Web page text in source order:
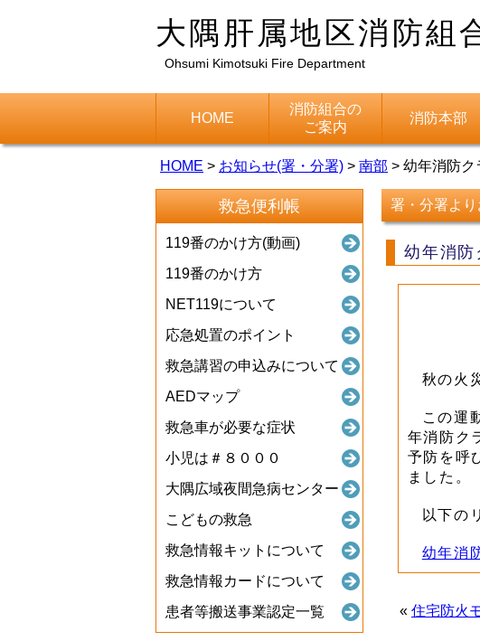
大隅肝属地区消防組
Ohsumi Kimotsuki Fire Department
HOME
消防組合の
ご案内
消防本部
HOME > お知らせ(署・分署) > 南部 > 幼年消防ク
署・分署よ
幼年消防
秋の火
この運
年消防ク
予防を呼
ました。
以下の
幼年消
« 住宅防火
救急便利帳
119番のかけ方(動画)
119番のかけ方
NET119について
応急処置のポイント
救急講習の申込みについて
AEDマップ
救急車が必要な症状
小児は＃８０００
大隅広域夜間急病センター
こどもの救急
救急情報キットについて
救急情報カードについて
患者等搬送事業認定一覧